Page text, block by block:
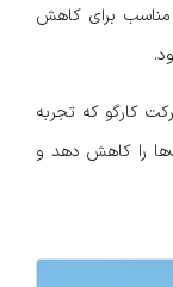
مناسب برای کاهش
کارگو که تجربه
را کاهش دهد و